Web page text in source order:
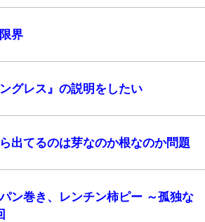
界
グレス』の説明をしたい
出てるのは芽なのか根なのか問題
ン巻き、レンチン柿ピー ～孤独な